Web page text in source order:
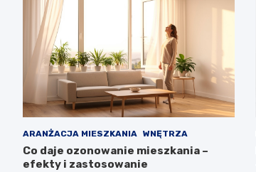
ARANŻACJA MIESZKANIA WNĘTRZA
Co daje ozonowanie mieszkania –
efekty i zastosowanie